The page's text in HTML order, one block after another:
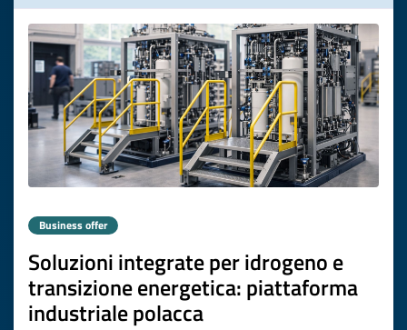
Business offer
Soluzioni integrate per idrogeno e
transizione energetica: piattaforma
industriale polacca